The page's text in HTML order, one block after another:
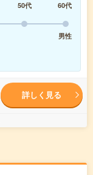
50代
60代
男性
詳しく見る